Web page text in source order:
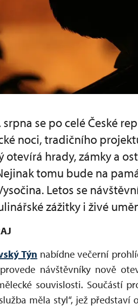
srpna se po celé České
noci, tradičního
otevírá hrady, zámky a
tomu bude na
Letos se
zážitky i živé
Týn nabídne večerní
návštěvníky nově
souvislosti. Součástí
měla styl“, jež